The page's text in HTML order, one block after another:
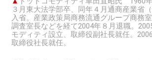
３月東大法学部卒、同年４月通商産業省（
入省。産業政策局商務流通グループ商務
調査室長などを経て2004年８月退職。
モディティ設立、取締役副社長就任。
取締役社長就任。